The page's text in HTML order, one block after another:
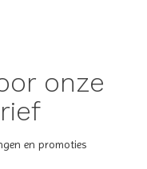
onze
en promoties